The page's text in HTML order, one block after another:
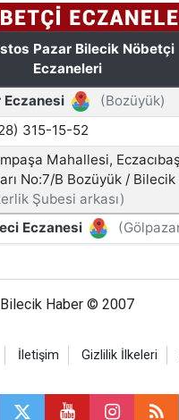
Bilecik Haber © 2007
İletişim Gizlilik İlkeleri